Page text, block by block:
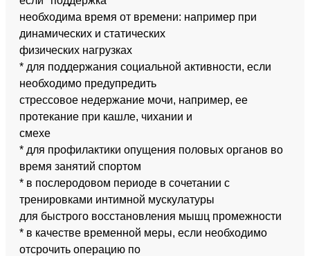
необходима время от времени: например при
динамических и статических
физических нагрузках
* для поддержания социальной активности, если
необходимо предупредить
стрессовое недержание мочи, например, ее
протекание при кашле, чихании и
смехе
* для профилактики опущения половых органов во
время занятий спортом
* в послеродовом периоде в сочетании с
тренировками интимной мускулатуры
для быстрого восстановления мышц промежности
* в качестве временной меры, если необходимо
отсрочить операцию по